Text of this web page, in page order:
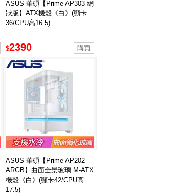
ASUS 華碩【Prime AP303 網
狀版】ATX機殼《白》(顯卡
36/CPU高16.5)
$2390
ASUS 華碩【Prime AP202
ARGB】曲面全景玻璃 M-ATX
機殼《白》(顯卡42/CPU高
17.5)